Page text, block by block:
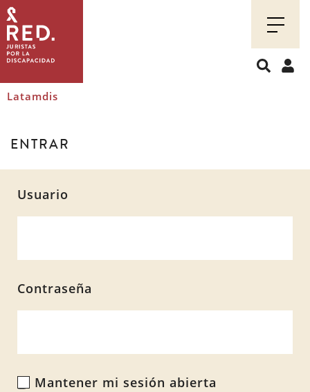
Juristas
por
la
discapacidad
Latamdis
ENTRAR
Usuario
Contraseña
Mantener mi sesión abierta